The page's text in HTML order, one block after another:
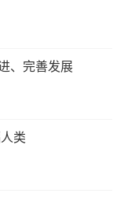
、完善发展
类